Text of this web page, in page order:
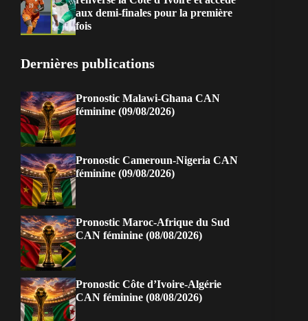
aux demi-finales pour la première
fois
Dernières publications
Pronostic Malawi-Ghana CAN
féminine (09/08/2026)
Pronostic Cameroun-Nigeria CAN
féminine (09/08/2026)
Pronostic Maroc-Afrique du Sud
CAN féminine (08/08/2026)
Pronostic Côte d’Ivoire-Algérie
CAN féminine (08/08/2026)